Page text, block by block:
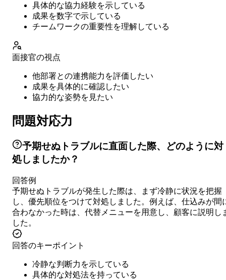
具体的な協力経験を示している
成果を数字で示している
チームワークの重要性を理解している
面接官の視点
他部署との連携能力を評価したい
成果を具体的に確認したい
協力的な姿勢を見たい
問題対応力
予期せぬトラブルに直面した際、どのように対
処しましたか？
回答例
予期せぬトラブルが発生した際は、まず冷静に状況を把握
し、優先順位をつけて対処しました。例えば、仕込みが間
合わなかった時は、代替メニューを用意し、顧客に説明し
した。
回答のキーポイント
冷静な判断力を示している
具体的な対処法を持っている